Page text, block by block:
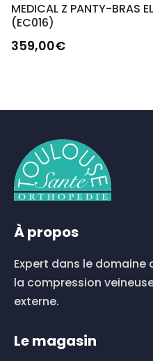
MEDICAL Z PANTY-BRAS
(EC016)
359,00€
À propos
Expert dans le domaine
la compression
externe.
Le magasin